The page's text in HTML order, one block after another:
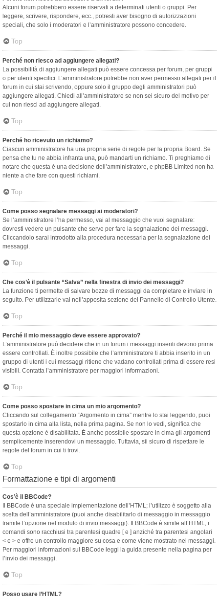
Alcuni forum potrebbero essere riservati a determinati utenti o gruppi. Per
leggere, scrivere, rispondere, ecc., potresti aver bisogno di autorizzazioni
speciali, che solo i moderatori e l’amministratore possono concedere.
Top
Perché non riesco ad aggiungere allegati?
La possibilità di aggiungere allegati può essere concessa per forum, per gruppi
o per utenti specifici. L’amministratore potrebbe non aver permesso allegati per il
forum in cui stai scrivendo, oppure solo il gruppo degli amministratori può
aggiungere allegati. Chiedi all’amministratore se non sei sicuro del motivo per
cui non riesci ad aggiungere allegati.
Top
Perché ho ricevuto un richiamo?
Ciascun amministratore ha una propria serie di regole per la propria Board. Se
pensa che tu ne abbia infranta una, può mandarti un richiamo. Ti preghiamo di
notare che questa è una decisione dell’amministratore, e phpBB Limited non ha
niente a che fare con questi richiami.
Top
Come posso segnalare messaggi ai moderatori?
Se l’amministratore l’ha permesso, vai al messaggio che vuoi segnalare:
dovresti vedere un pulsante che serve per fare la segnalazione dei messaggi.
Cliccandolo sarai introdotto alla procedura necessaria per la segnalazione dei
messaggi.
Top
Che cos’è il pulsante “Salva” nella finestra di invio dei messaggi?
La funzione ti permette di salvare bozze di messaggi da completare e inviare in
seguito. Per utilizzarle vai nell’apposita sezione del Pannello di Controllo Utente.
Top
Perché il mio messaggio deve essere approvato?
L’amministratore può decidere che in un forum i messaggi inseriti devono prima
essere controllati. È inoltre possibile che l’amministratore ti abbia inserito in un
gruppo di utenti i cui messaggi ritiene che vadano controllati prima di essere resi
visibili. Contatta l’amministratore per maggiori informazioni.
Top
Come posso spostare in cima un mio argomento?
Cliccando sul collegamento “Argomento in cima” mentre lo stai leggendo, puoi
spostarlo in cima alla lista, nella prima pagina. Se non lo vedi, significa che
questa opzione è disabilitata. È anche possibile spostare in cima gli argomenti
semplicemente inserendovi un messaggio. Tuttavia, sii sicuro di rispettare le
regole del forum in cui ti trovi.
Top
Formattazione e tipi di argomenti
Cos’è il BBCode?
Il BBCode è una speciale implementazione dell’HTML; l’utilizzo è soggetto alla
scelta dell’amministratore (puoi anche disabilitarlo di messaggio in messaggio
tramite l’opzione nel modulo di invio messaggi). Il BBCode è simile all’HTML, i
comandi sono racchiusi tra parentesi quadre [ e ] anziché tra parentesi angolari
< e > e offre un controllo maggiore su cosa e come viene mostrato nei messaggi.
Per maggiori informazioni sul BBCode leggi la guida presente nella pagina per
l’invio dei messaggi.
Top
Posso usare l’HTML?